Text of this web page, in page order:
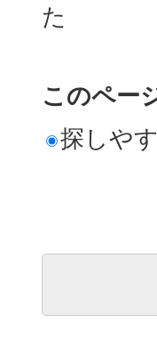
た
このペー
探しや